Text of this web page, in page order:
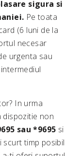
sigura si
Pe toata
(6 luni de la
necesar
urgenta sau
In urma
dispozitie non
sau *9695 si
scurt timp posibil